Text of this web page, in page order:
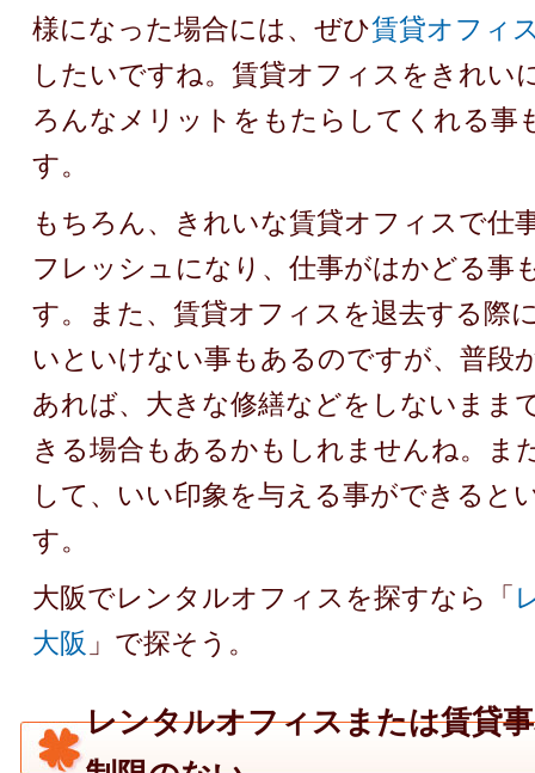
様になった場合には、ぜひ賃貸オフィ
したいですね。賃貸オフィスをきれい
ろんなメリットをもたらしてくれる事
す。
もちろん、きれいな賃貸オフィスで仕
フレッシュになり、仕事がはかどる事
す。また、賃貸オフィスを退去する際
いといけない事もあるのですが、普段
あれば、大きな修繕などをしないまま
きる場合もあるかもしれませんね。ま
して、いい印象を与える事ができると
す。
大阪でレンタルオフィスを探すなら「
大阪 」で探そう。
レンタルオフィスまたは賃貸